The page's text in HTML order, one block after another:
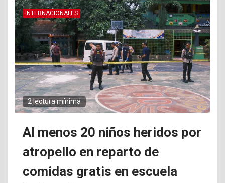
INTERNACIONALES
2 lectura mínima
Al menos 20 niños heridos por
atropello en reparto de
comidas gratis en escuela